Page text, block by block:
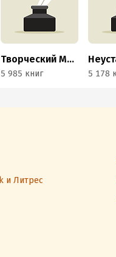
Творческий MojoMedia
5 985 книг 5 178
и Литрес